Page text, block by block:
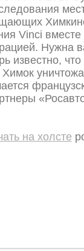
Vinci вместе
Нужна
известно,
на холсте